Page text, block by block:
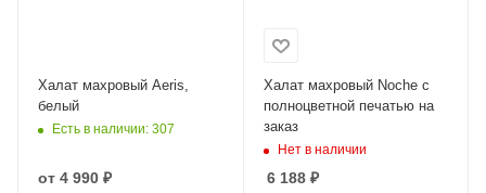
Халат махровый Aeris,
белый
Есть в наличии: 307
от 4 990 ₽
Халат махровый Noche с
полноцветной печатью на
заказ
Нет в наличии
6 188₽